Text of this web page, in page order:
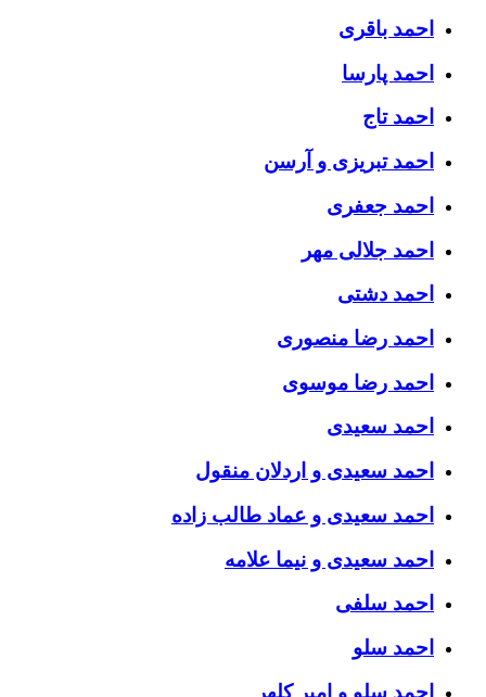
احمد باقری
احمد پارسا
احمد تاج
احمد تبریزی و آرسن
احمد جعفری
احمد جلالی مهر
احمد دشتی
احمد رضا منصوری
احمد رضا موسوی
احمد سعیدی
احمد سعیدی و اردلان منقول
احمد سعیدی و عماد طالب زاده
احمد سعیدی و نیما علامه
احمد سلفی
احمد سلو
احمد سلو و امیر کلهر